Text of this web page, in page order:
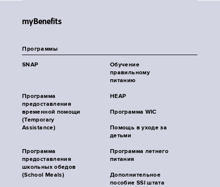
myBenefits
Программы
SNAP
Обучение
правильному
питанию
Программа
предоставления
временной помощи
(Temporary
Assistance)
HEAP
Программа WIC
Помощь в уходе за
детьми
Программа
предоставления
школьных обедов
(School Meals)
Программа летнего
питания
Дополнительное
пособие SSI штата